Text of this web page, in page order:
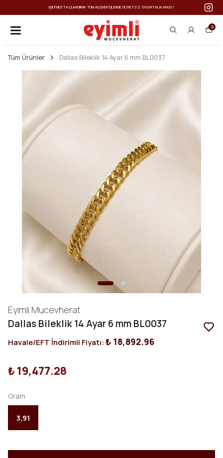
IŞILTINIZI TAÇLANDIRIN: TÜM ALIŞVERIŞLERDE ÜCRETSIZ SIGORTALI KARGO!
0
Tüm Ürünler Dallas Bileklik 14 Ayar 6 mm BL0037
Eyimli Mucevherat
Dallas Bileklik 14 Ayar 6 mm BL0037
Havale/EFT İndirimli Fiyatı:₺ 18,892.96
₺ 19,477.28
Gram
3,91